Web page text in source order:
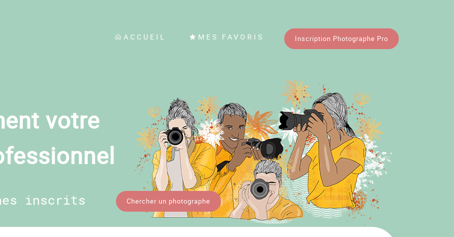
ACCUEIL MES FAVORIS Inscription Photographe Pro
votre
inscrits Chercher un photographe